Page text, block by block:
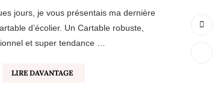
jours, je vous présentais ma dernière
d’écolier. Un Cartable robuste,
et super tendance …
LIRE DAVANTAGE